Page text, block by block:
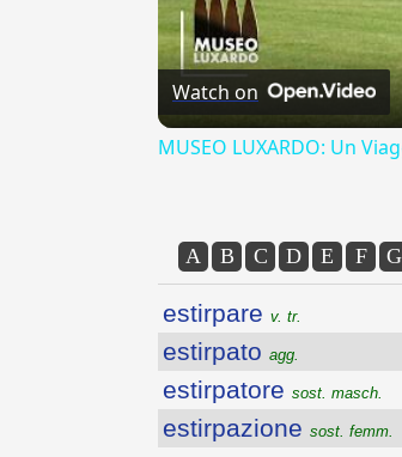
Watch on
MUSEO LUXARDO: Un
A B C D E F G
estirpare v. tr.
estirpato agg.
estirpatore sost. masch.
estirpazione sost. femm.